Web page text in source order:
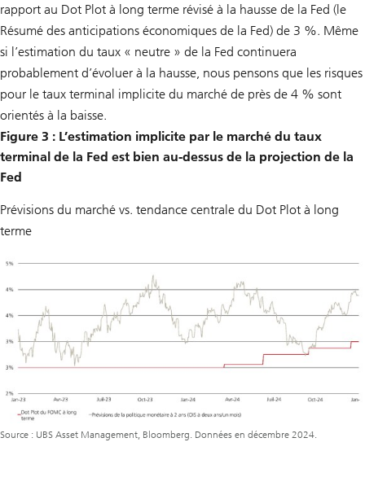
rapport au Dot Plot à long terme révisé à la hausse de la Fed (le
Résumé des anticipations économiques de la Fed) de 3 %. Même
si l’estimation du taux « neutre » de la Fed continuera
probablement d’évoluer à la hausse, nous pensons que les risques
pour le taux terminal implicite du marché de près de 4 % sont
orientés à la baisse.
Figure 3 : L’estimation implicite par le marché du taux
terminal de la Fed est bien au-dessus de la projection de la
Fed
Prévisions du marché vs. tendance centrale du Dot Plot à long
terme
Source : UBS Asset Management, Bloomberg. Données en décembre 2024.